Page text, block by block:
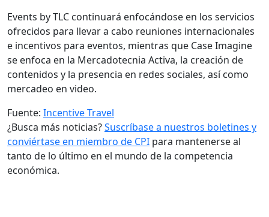
Events by TLC continuará enfocándose en los servicios
ofrecidos para llevar a cabo reuniones internacionales
e incentivos para eventos, mientras que Case Imagine
se enfoca en la Mercadotecnia Activa, la creación de
contenidos y la presencia en redes sociales, así como
mercadeo en video.
Fuente: Incentive Travel
¿Busca más noticias?Suscríbase a nuestros boletines y
conviértase en miembro de CPI para mantenerse al
tanto de lo último en el mundo de la competencia
económica.